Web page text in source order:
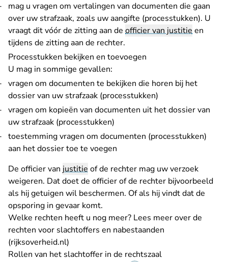
mag u vragen om vertalingen van documenten die gaan
over uw strafzaak, zoals uw aangifte (processtukken). U
vraagt dit vóór de zitting aan de officier van justitieen
tijdens de zitting aan de rechter.
Processtukken bekijken en toevoegen
U mag in sommige gevallen:
vragen om documenten te bekijken die horen bij het
dossier van uw strafzaak (processtukken)
vragen om kopieën van documenten uit het dossier van
uw strafzaak (processtukken)
toestemming vragen om documenten (processtukken)
aan het dossier toe te voegen
De officier van justitie of de rechter mag uw verzoek
weigeren. Dat doet de officier of de rechter bijvoorbeeld
als hij getuigen wil beschermen. Of als hij vindt dat de
opsporing in gevaar komt.
Welke rechten heeft u nog meer? Lees meer overde
rechten voor slachtoffers en nabestaanden
(rijksoverheid.nl)
Rollen van het slachtoffer in de rechtszaal